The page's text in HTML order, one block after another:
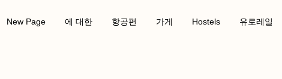
New Page 에 대한 항공편 가게 Hostels 유로레일